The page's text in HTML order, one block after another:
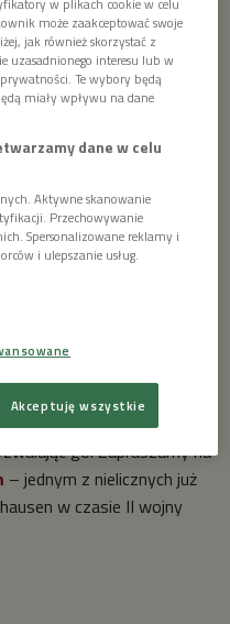

17:00 na teren obozu
go. Zapraszamy na
– jednym z nielicznych już
w czasie II wojny
w plikach cookie w celu
może zaakceptować swoje
jak również skorzystać z
uzasadnionego interesu lub w
Te wybory będą
miały wpływu na dane
dane w celu
Aktywne skanowanie
Przechowywanie
Spersonalizowane reklamy i
i ulepszanie usług.
Akceptuję wszystkie